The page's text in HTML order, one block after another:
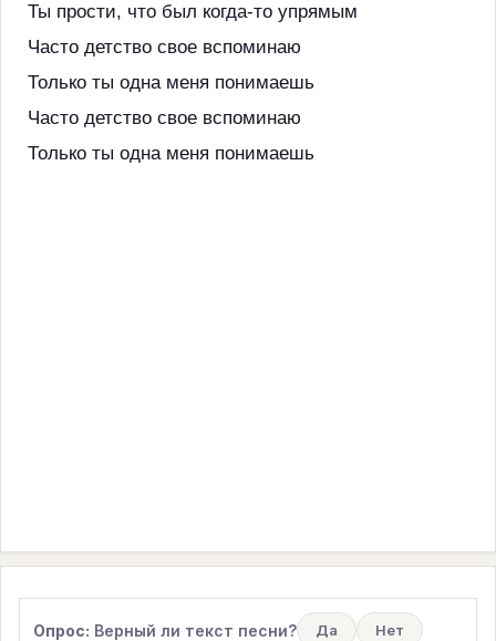
Ты прости, что был когда-то упрямым
Часто детство свое вспоминаю
Только ты одна меня понимаешь
Часто детство свое вспоминаю
Только ты одна меня понимаешь
Опрос: Верный ли текст песни? Да Нет